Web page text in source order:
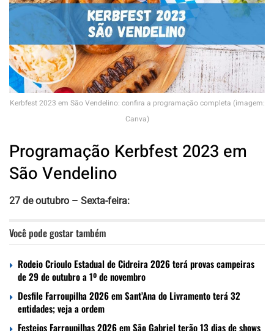
Kerbfest 2023 em São Vendelino: confira a programação completa (imagem:
Canva)
Programação Kerbfest 2023 em
São Vendelino
27 de outubro – Sexta-feira:
Você pode gostar também
Rodeio Crioulo Estadual de Cidreira 2026 terá provas campeiras
de 29 de outubro a 1º de novembro
Desfile Farroupilha 2026 em Sant’Ana do Livramento terá 32
entidades; veja a ordem
Festejos Farroupilhas 2026 em São Gabriel terão 13 dias de shows